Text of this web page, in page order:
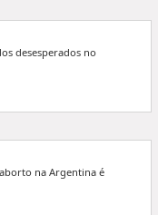
desesperados no
na Argentina é